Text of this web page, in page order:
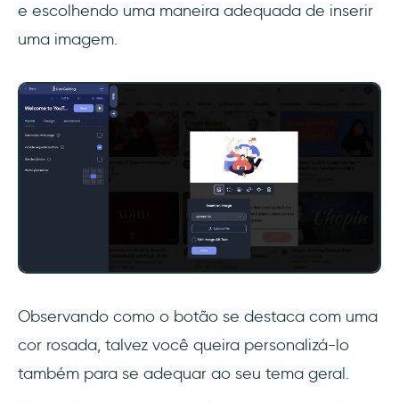
e escolhendo uma maneira adequada de inserir
uma imagem.
Observando como o botão se destaca com uma
cor rosada, talvez você queira personalizá-lo
também para se adequar ao seu tema geral.